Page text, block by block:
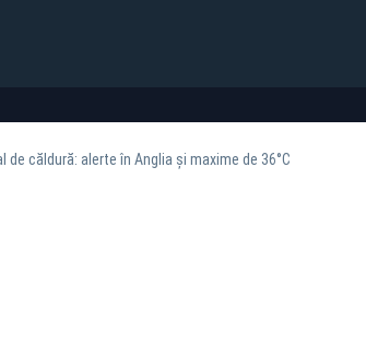
de căldură: alerte în Anglia și maxime de 36°C